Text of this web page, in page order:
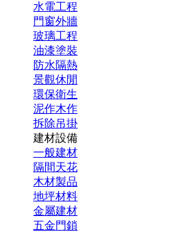
水電工程
門窗外牆
玻璃工程
油漆塗裝
防水隔熱
景觀休閒
環保衛生
泥作木作
拆除吊掛
建材設備
一般建材
隔間天花
木材製品
地坪材料
金屬建材
五金門鎖